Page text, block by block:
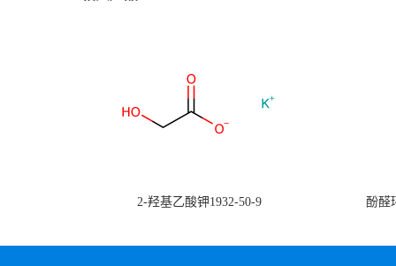
2-羟基乙酸钾1932-50-9 酚醛